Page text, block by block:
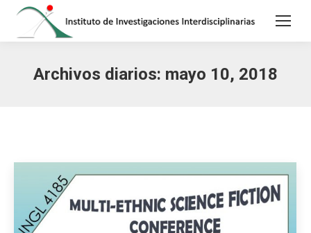
Archivos diarios: mayo 10, 2018